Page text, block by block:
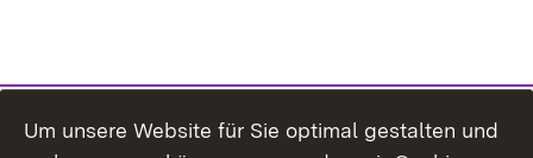
Um unsere Website für Sie optimal gestalten und